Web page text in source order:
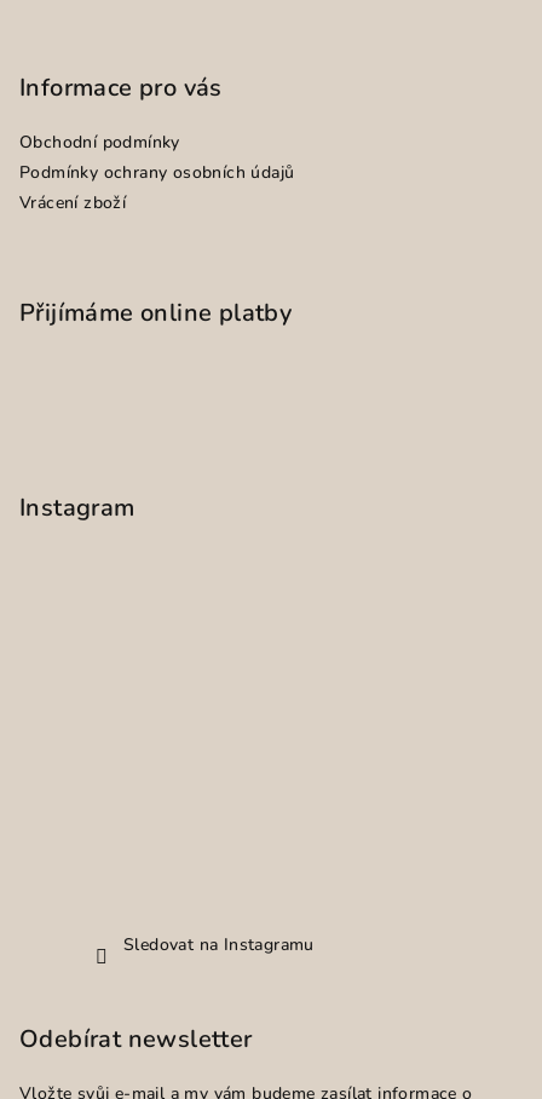
Informace pro vás
Obchodní podmínky
Podmínky ochrany osobních údajů
Vrácení zboží
Přijímáme online platby
Instagram
Sledovat na Instagramu
Odebírat newsletter
Vložte svůj e-mail a my vám budeme zasílat informace o